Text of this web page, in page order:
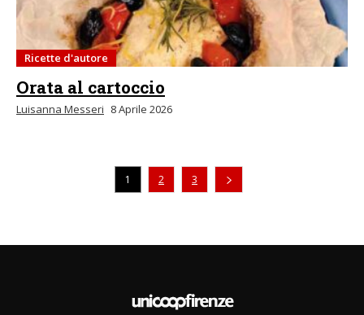
Ricette d'autore
Orata al cartoccio
Luisanna Messeri 8 Aprile 2026
1 2 3